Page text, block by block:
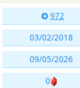
972
03/02/2018
09/05/2026
0